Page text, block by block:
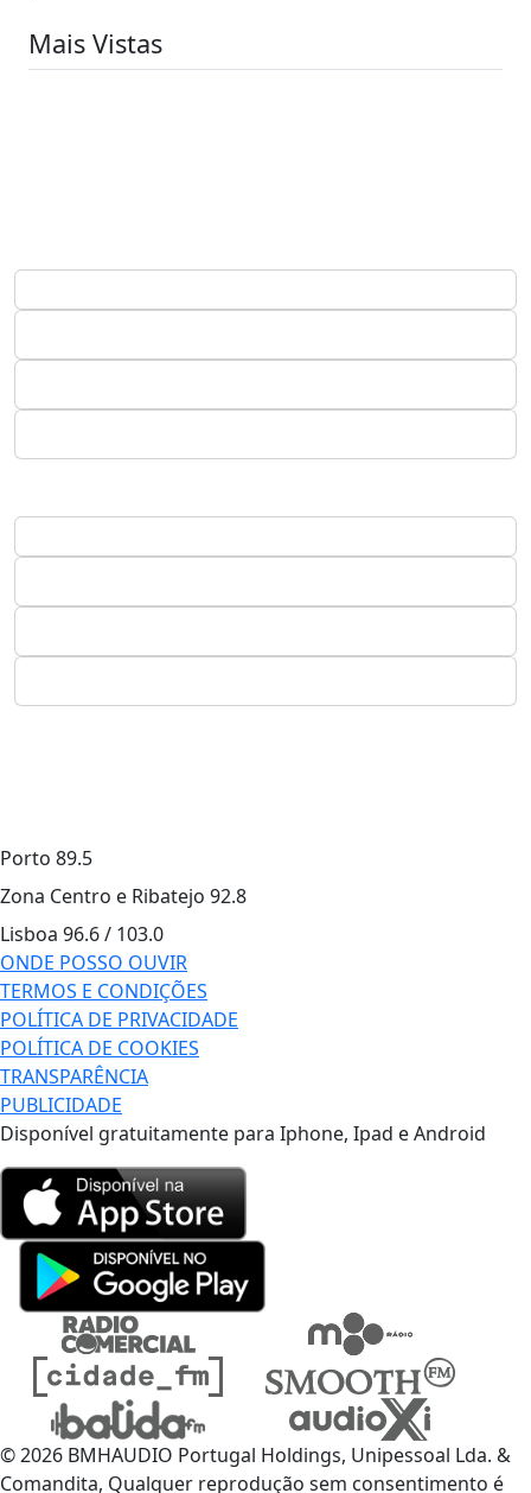
Mais Vistas
Porto 89.5
Zona Centro e Ribatejo 92.8
Lisboa 96.6 / 103.0
ONDE POSSO OUVIR
TERMOS E CONDIÇÕES
POLÍTICA DE PRIVACIDADE
POLÍTICA DE COOKIES
TRANSPARÊNCIA
PUBLICIDADE
Disponível gratuitamente para Iphone, Ipad e Android
© 2026 BMHAUDIO Portugal Holdings, Unipessoal Lda. &
Comandita, Qualquer reprodução sem consentimento é